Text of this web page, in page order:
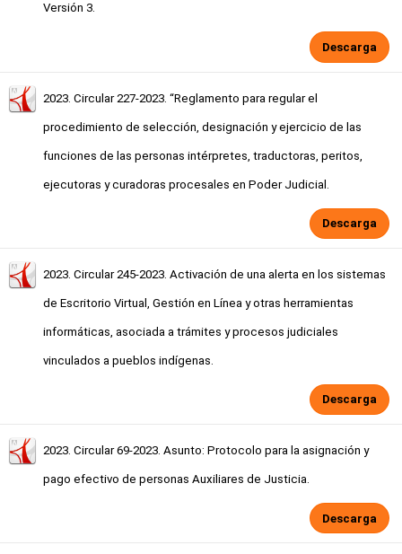
Versión 3.
Descarga
2023. Circular 227-2023. “Reglamento para regular el
procedimiento de selección, designación y ejercicio de las
funciones de las personas intérpretes, traductoras, peritos,
ejecutoras y curadoras procesales en Poder Judicial.
Descarga
2023. Circular 245-2023. Activación de una alerta en los sistemas
de Escritorio Virtual, Gestión en Línea y otras herramientas
informáticas, asociada a trámites y procesos judiciales
vinculados a pueblos indígenas.
Descarga
2023. Circular 69-2023. Asunto: Protocolo para la asignación y
pago efectivo de personas Auxiliares de Justicia.
Descarga